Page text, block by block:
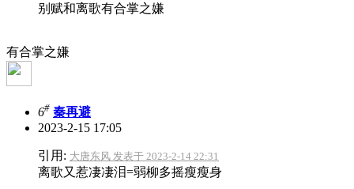
别赋和离歌有合掌之嫌
有合掌之嫌
6# 秦再避
2023-2-15 17:05
引用: 大唐东风 发表于 2023-2-14 22:31
离歌又惹凄凄泪=弱柳多摇瘦瘦身